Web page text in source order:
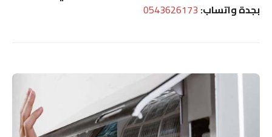
بجدة واتساب: 0543626173